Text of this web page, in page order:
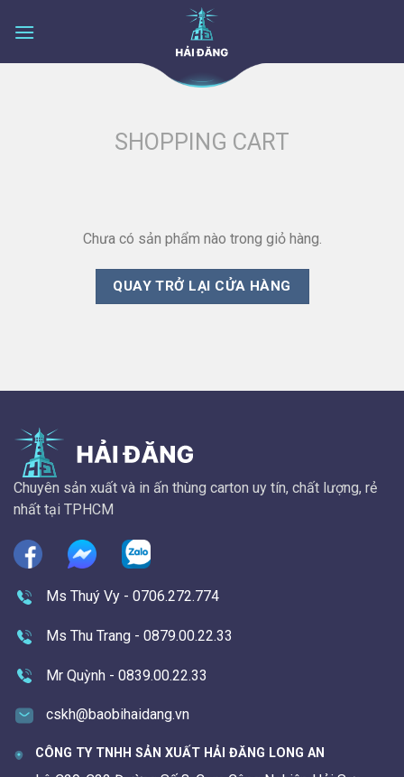
SHOPPING CART
Chưa có sản phẩm nào trong giỏ hàng.
QUAY TRỞ LẠI CỬA HÀNG
Chuyên sản xuất và in ấn thùng carton uy tín, chất lượng, rẻ
nhất tại TPHCM
Ms Thuý Vy - 0706.272.774
Ms Thu Trang - 0879.00.22.33
Mr Quỳnh - 0839.00.22.33
cskh@baobihaidang.vn
CÔNG TY TNHH SẢN XUẤT HẢI ĐĂNG LONG AN